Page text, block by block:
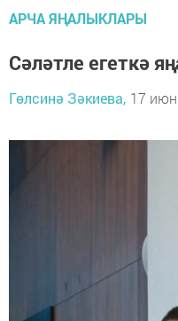
АРЧА ЯҢАЛЫКЛАРЫ
Сәләтле егеткә
Гөлсинә Зәкиева, 17